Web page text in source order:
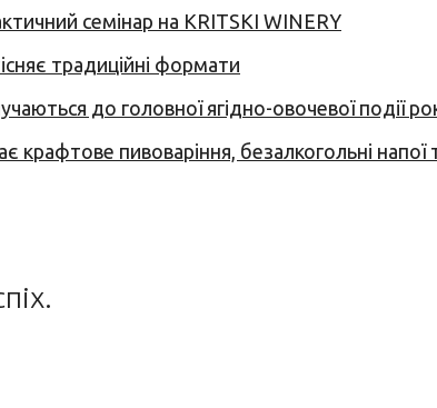
семінар на KRITSKI WINERY
традиційні формати
до головної ягідно-овочевої події
крафтове пивоваріння, безалкогольні напої